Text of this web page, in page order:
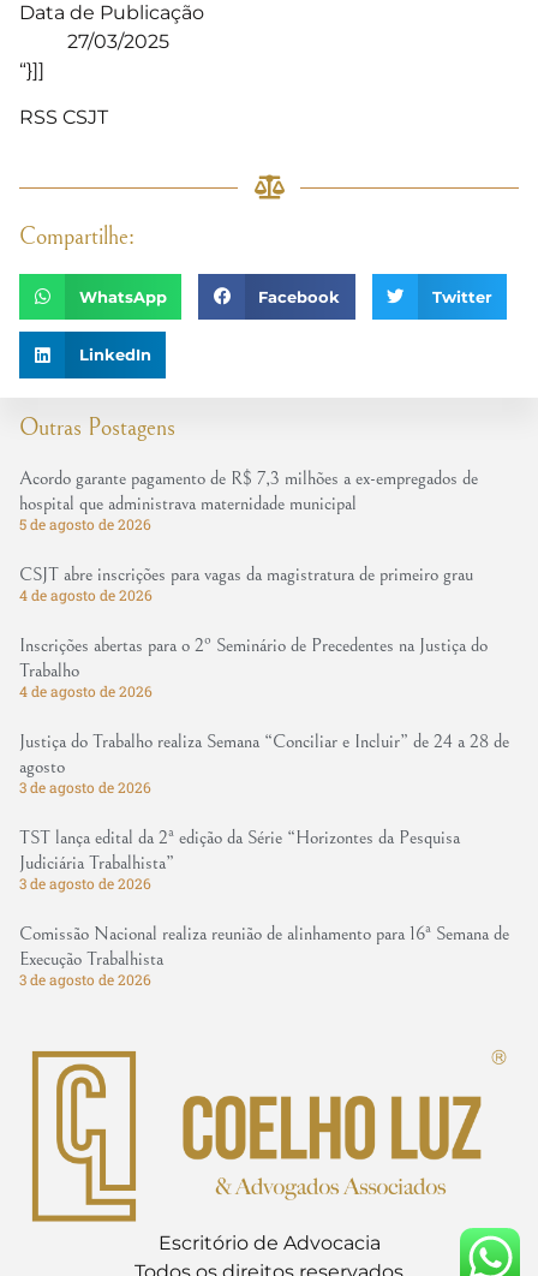
Outras Postagens
Acordo garante pagamento de R$ 7,3 milhões a ex-empregados de
hospital que administrava maternidade municipal
5 de agosto de 2026
CSJT abre inscrições para vagas da magistratura de primeiro grau
4 de agosto de 2026
Inscrições abertas para o 2º Seminário de Precedentes na Justiça do
Trabalho
4 de agosto de 2026
Justiça do Trabalho realiza Semana “Conciliar e Incluir” de 24 a 28 de
agosto
3 de agosto de 2026
TST lança edital da 2ª edição da Série “Horizontes da Pesquisa
Judiciária Trabalhista”
3 de agosto de 2026
Comissão Nacional realiza reunião de alinhamento para 16ª Semana de
Execução Trabalhista
3 de agosto de 2026
Data de Publicação
27/03/2025
“}]]
RSS CSJT
Compartilhe:
WhatsApp Facebook Twitter
LinkedIn
Escritório de Advocacia
Todos os direitos reservados